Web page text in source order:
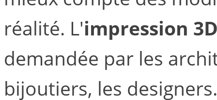
réalité. L'impression
demandée par les
bijoutiers, les